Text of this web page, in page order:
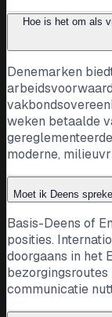
Hoe is het om als
Denemarken
weken betaalde
moderne,
Moet ik Deens
Basis-Deens of
posities.
doorgaans in het
bezorgingsroutes
communicatie